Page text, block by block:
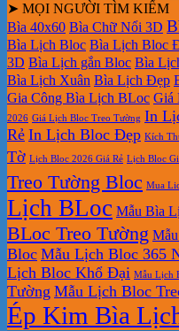
➤ MỌI NGƯỜI TÌM KIẾM
Bìa 40x60 Bìa Chữ Nổi 3D
Bìa Lịch Bloc Bìa Lịch Bloc
3D Bìa Lịch gắn Bloc Bìa
Bìa Lịch Xuân Bìa Lịch Đẹp
Gia Công Bìa Lịch BLoc Giá
2026 Giá Lịch Bloc Treo Tường In
Rẻ In Lịch Bloc Đẹp Kích
Tờ Lịch Bloc 2026 Giá Rẻ Lịch Bloc
Treo Tường Bloc Mua
Lịch BLoc Mẫu Bìa
BLoc Treo Tường
Bloc Mẫu Lịch Bloc 365
Lịch Bloc Khổ Đại Mẫu Lịch
Tường Mẫu Lịch Bloc
Ép Kim Bìa